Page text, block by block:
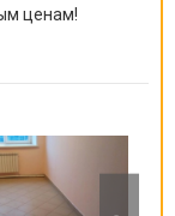
ценам!